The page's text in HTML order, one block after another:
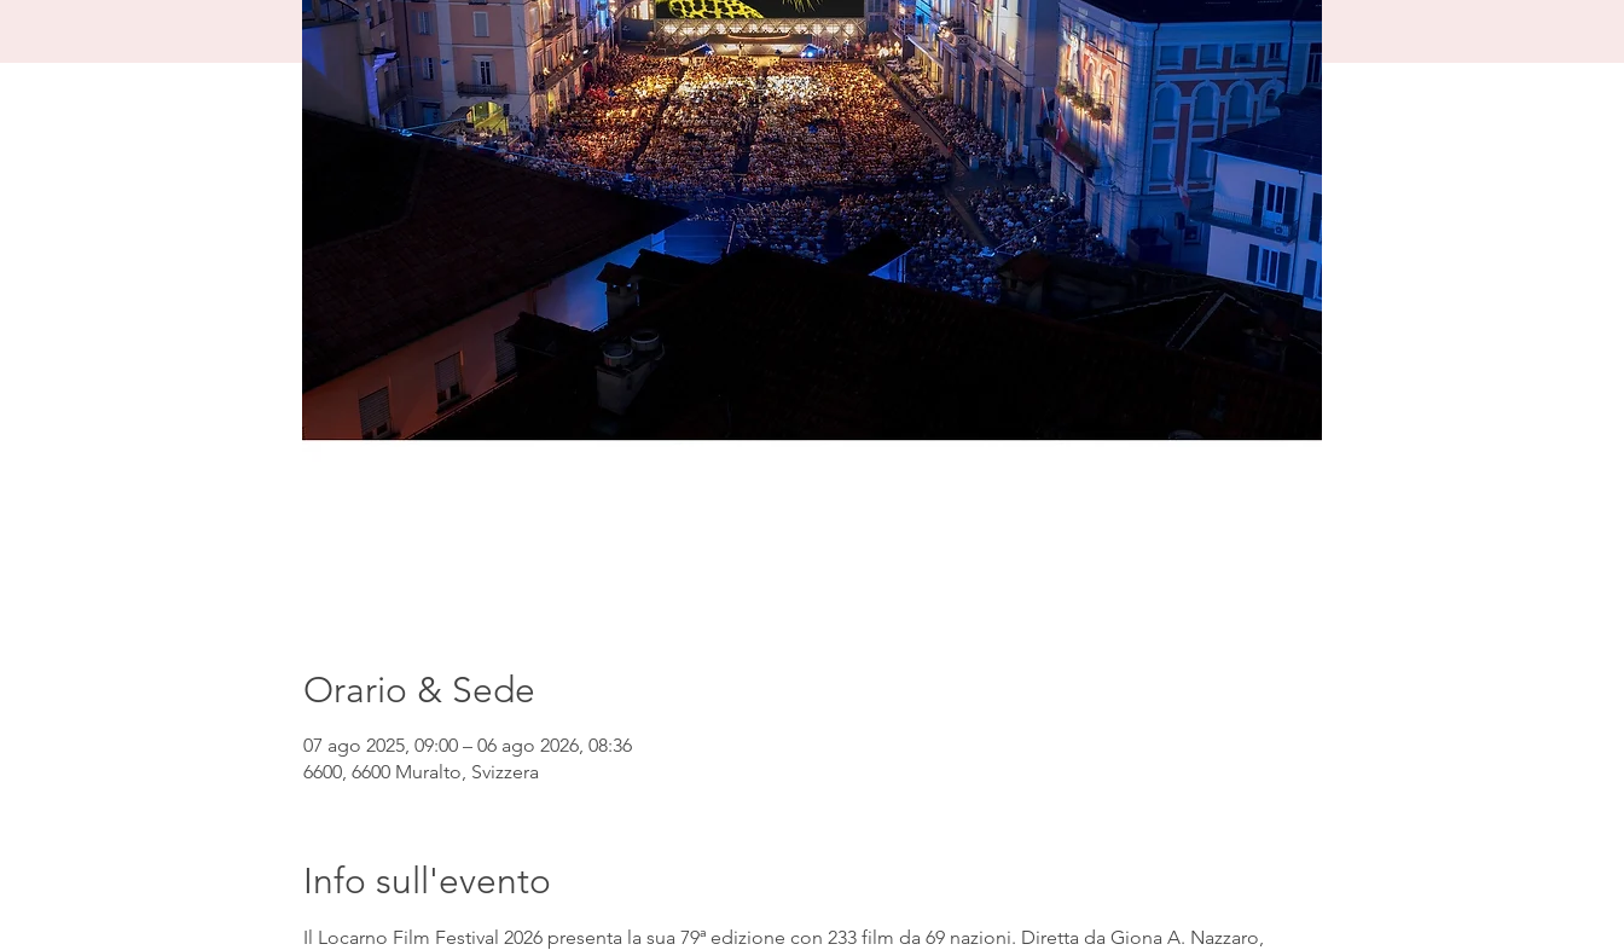
Orario & Sede
07 ago 2025, 09:00 – 06 ago 2026, 08:36
6600, 6600 Muralto, Svizzera
Info sull'evento
Il Locarno Film Festival 2026 presenta la sua 79ª edizione con 233 film da 69 nazioni. Diretta da Giona A. Nazzaro,